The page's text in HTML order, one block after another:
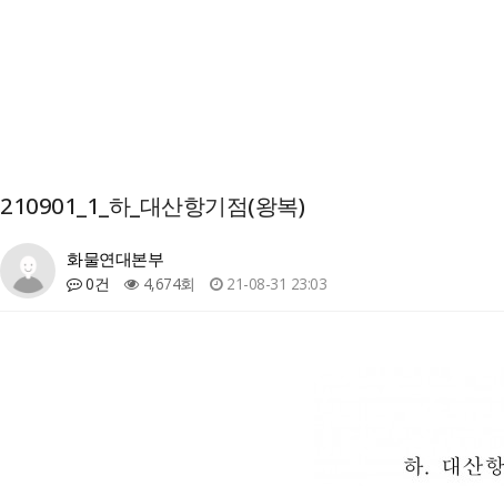
210901_1_하_대산항기점(왕복)
화물연대본부
0건 4,674회 21-08-31 23:03